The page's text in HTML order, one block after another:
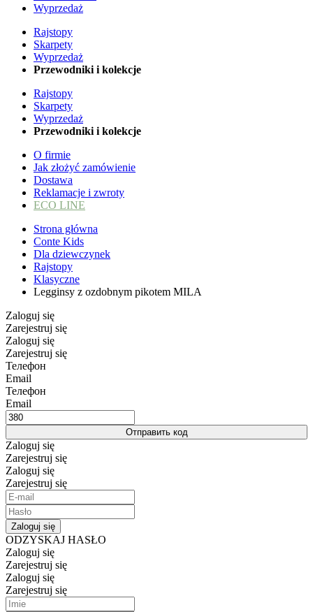
Wyprzedaż
Rajstopy
Skarpety
Wyprzedaż
Przewodniki i kolekcje
Rajstopy
Skarpety
Wyprzedaż
Przewodniki i kolekcje
O firmie
Jak złożyć zamówienie
Dostawa
Reklamacje i zwroty
ECO LINE
Strona główna
Conte Kids
Dla dziewczynek
Rajstopy
Klasyczne
Legginsy z ozdobnym pikotem MILA
Zaloguj się
Zarejestruj się
Zaloguj się
Zarejestruj się
Телефон
Email
Телефон
Email
Отправить код
Zaloguj się
Zarejestruj się
Zaloguj się
Zarejestruj się
Zaloguj się
ODZYSKAJ HASŁO
Zaloguj się
Zarejestruj się
Zaloguj się
Zarejestruj się